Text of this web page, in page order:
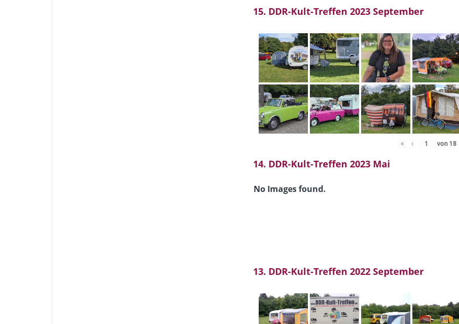
15. DDR-Kult-Treffen 2023 September
« ‹ von18
14. DDR-Kult-Treffen 2023 Mai
No Images found.
13. DDR-Kult-Treffen 2022 September